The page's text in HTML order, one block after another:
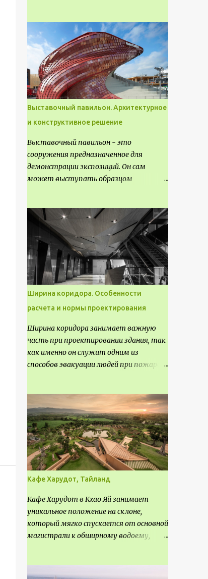
карте и географическое название.
Различают несколько видов
ландшафта, которые отличаются
друг от друга не только оформлением,
но и видом деятельность происходящей
на них. Одни используют в качестве
выращивания агрокультур. Другие для
строительства населенных пунктов и
т.д.
Выставочный павильон. Архитектурное
и конструктивное решение
Выставочный павильон - это
сооружения предназначенное для
демонстрации экспозиций. Он сам
может выступать образцом
достижений. Как правило, это
относится к международным и
всемирным выставкам. Выставочные
павильоны классифицируют на:
универсальные тематические
временные постоянные передвижные
стационарные Назначение
выставочных павильонов - показ
экспозиции, с целью информации,
пропаганды, рекламы, внедрения новых
технологий, обмен опытом,
привлечения внимания и т.д.
Ширина коридора. Особенности
расчета и нормы проектирования
Ширина коридора занимает важную
часть при проектировании здания, так
как именно он служит одним из
способов эвакуации людей при пожаре.
выполнять правильный расчет. Все
особенности рассмотрим в данной
статье.
Кафе Харудот, Тайланд
Кафе Харудот в Кхао Яй занимает
уникальное положение на склоне,
который мягко спускается от основной
магистрали к обширному водоему,